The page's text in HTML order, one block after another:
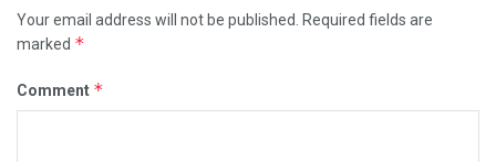
Your email address will not be published.
Required fields are
marked *
Comment *